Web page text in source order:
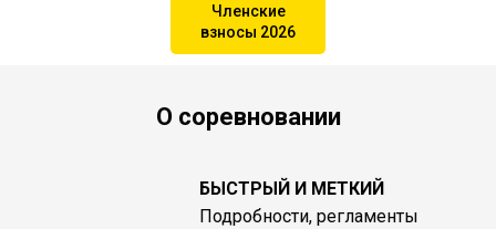
Членские
взносы 2026
О соревновании
БЫСТРЫЙ И МЕТКИЙ
Подробности, регламенты